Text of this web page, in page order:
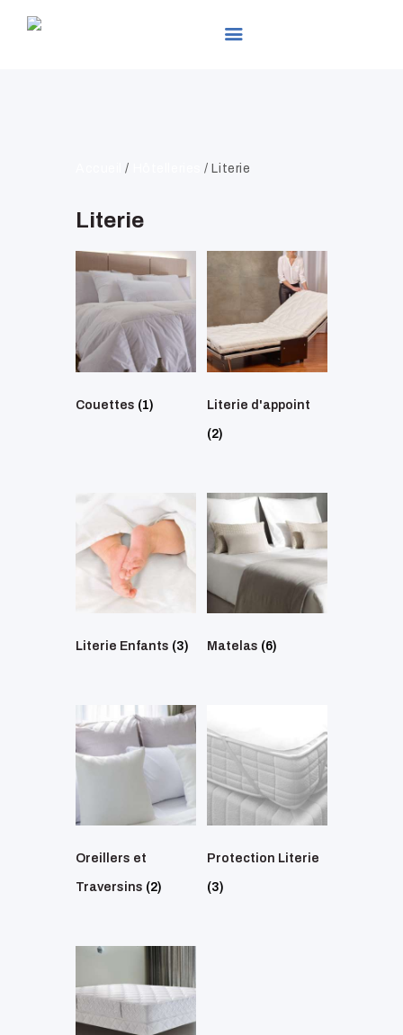
SERVICES
GALLERIES
CONTACTS
/ / Literie
Literie
Couettes (1) Literie d'appoint
(2)
Literie Enfants (3) Matelas (6)
Oreillers et
Traversins (2)
Protection Literie
(3)